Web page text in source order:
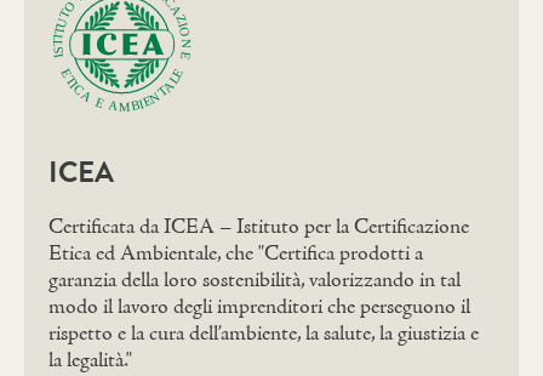
ICEA
Certificata da ICEA – Istituto per la Certificazione
Etica ed Ambientale, che "Certifica prodotti a
garanzia della loro sostenibilità, valorizzando in tal
modo il lavoro degli imprenditori che perseguono il
rispetto e la cura dell’ambiente, la salute, la giustizia e
la legalità."